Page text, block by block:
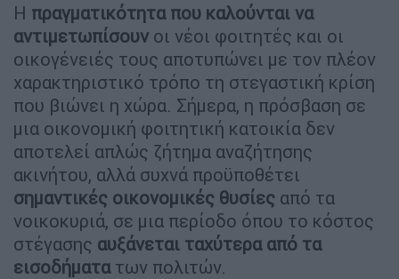
Η πραγματικότητα που καλούνται να
αντιμετωπίσουν οι νέοι φοιτητές και οι
οικογένειές τους αποτυπώνει με τον πλέον
χαρακτηριστικό τρόπο τη στεγαστική κρίση
που βιώνει η χώρα. Σήμερα, η πρόσβαση σε
μια οικονομική φοιτητική κατοικία δεν
αποτελεί απλώς ζήτημα αναζήτησης
ακινήτου, αλλά συχνά προϋποθέτει
σημαντικές οικονομικές θυσίες από τα
νοικοκυριά, σε μια περίοδο όπου το κόστος
στέγασης αυξάνεται ταχύτερα από τα
εισοδήματατων πολιτών.